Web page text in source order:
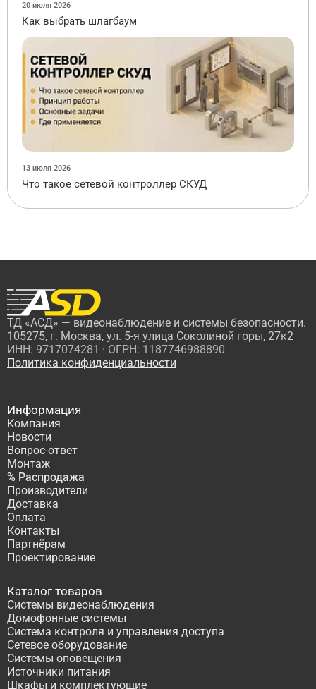
20 июля 2026
Как выбрать шлагбаум
13 июля 2026
Что такое сетевой контроллер СКУД
ТД «АСД» — видеонаблюдение и системы безопасности.
105275, г. Москва, ул. 5-я улица Соколиной горы, 27к2
ИНН: 9717074281 · ОГРН: 1187746988890
Политика конфиденциальности
Информация
Компания
Новости
Вопрос-ответ
Монтаж
% Распродажа
Производители
Доставка
Оплата
Контакты
Партнёрам
Проектирование
Каталог товаров
Системы видеонаблюдения
Домофонные системы
Система контроля и управления доступа
Сетевое оборудование
Системы оповещения
Источники питания
Шкафы и комплектующие